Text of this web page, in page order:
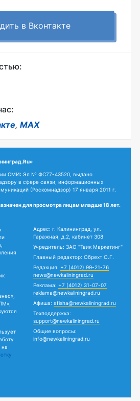
в Вконтакте
, MAX
СМИ: Эл № ФС77-43520, выдано
в сфере связи, информационных
(Роскомнадзор) 17 января 2011 г.
для просмотра лицам младше 18 лет.
на
Адрес: г. Калининград, ул.
Гаражная, д.2, кабинет 308
Учредитель: ЗАО "Твик Маркетинг"
Главный редактор: Обрехт О.Г.
Редакция: +7 (4012) 99-21-76
news@newkaliningrad.ru
Реклама: +7 (4012) 31-07-07
reklama@newkaliningrad.ru
Афиша: afisha@newkaliningrad.ru
Техподдержка:
support@newkaliningrad.ru
Общие вопросы:
info@newkaliningrad.ru